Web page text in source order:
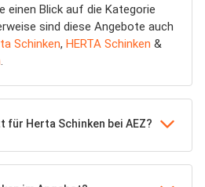
einen Blick auf die Kategorie
sind diese Angebote auch
Schinken, HERTA Schinken &
.
für Herta Schinken bei AEZ?